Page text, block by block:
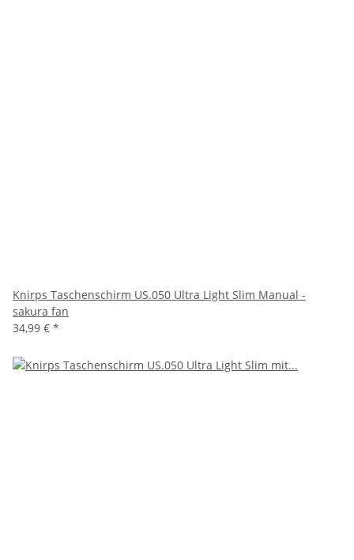
Knirps Taschenschirm US.050 Ultra Light Slim Manual -
sakura fan
34,99 € *